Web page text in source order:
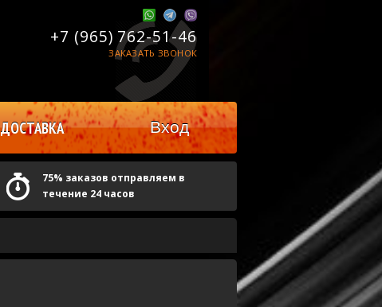
+7 (965) 762-51-46
ЗАКАЗАТЬ ЗВОНОК
ДОСТАВКА Вход
75% заказов отправляем в
течение 24 часов